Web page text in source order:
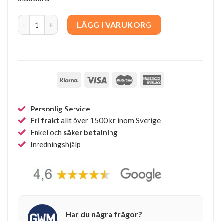
BK16 Sidobord quantityLÄGG I VARUKORG
Personlig Service
Fri frakt allt över 1500 kr inom Sverige
Enkel och säker betalning
Inredningshjälp
Har du några frågor?